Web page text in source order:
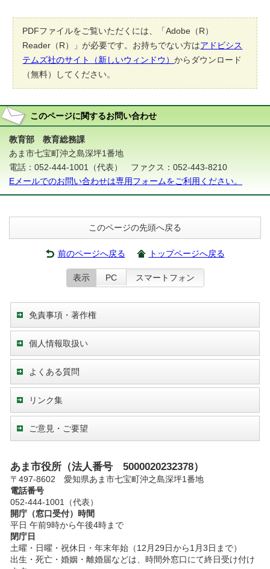
PDFファイルをご覧いただくには、「Adobe（R）
Reader（R）」が必要です。お持ちでない方はアドビシス
テムズ社のサイト（新しいウィンドウ）からダウンロード
（無料）してください。
このページに関するお問い合わせ
教育部 教育総務課
あま市七宝町沖之島深坪1番地
電話：052-444-1001（代表） ファクス：052-443-8210
Eメールでのお問い合わせは専用フォームをご利用ください。
このページの先頭へ戻る
前のページへ戻る トップページへ戻る
表示 PC スマートフォン
免責事項・著作権
個人情報取扱い
よくある質問
リンク集
ご意見・ご要望
あま市役所（法人番号 5000020232378）
〒497-8602 愛知県あま市七宝町沖之島深坪1番地
電話番号
052-444-1001（代表）
開庁（窓口受付）時間
平日 午前9時から午後4時まで
閉庁日
土曜・日曜・祝休日・年末年始（12月29日から1月3日まで）
出生・死亡・婚姻・離婚届などは、時間外窓口にて終日受け付け